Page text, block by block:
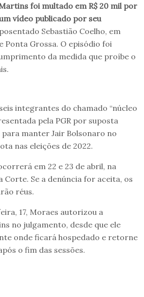
foi multado em R$ 20 mil por
vídeo publicado por seu
Sebastião Coelho, em
Ponta Grossa. O episódio foi
da medida que proíbe o
integrantes do chamado “núcleo
pela PGR por suposta
manter Jair Bolsonaro no
nas eleições de 2022.
em 22 e 23 de abril, na
Corte. Se a denúncia for aceita, os
réus.
17, Moraes autorizou a
no julgamento, desde que ele
onde ficará hospedado e retorne
o fim das sessões.